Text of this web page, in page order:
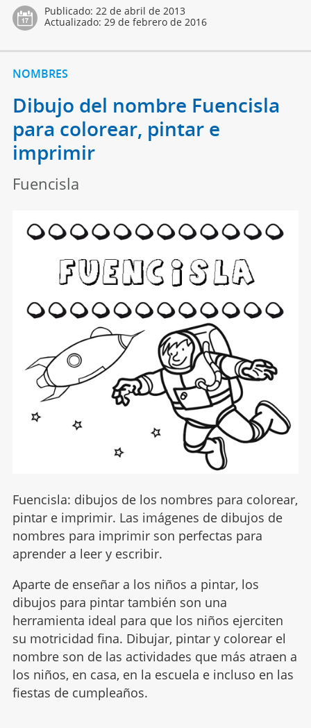
Publicado: 22 de abril de 2013
Actualizado: 29 de febrero de 2016
NOMBRES
Dibujo del nombre Fuencisla
para colorear, pintar e
imprimir
Fuencisla
Fuencisla: dibujos de los nombres para colorear,
pintar e imprimir. Las imágenes de dibujos de
nombres para imprimir son perfectas para
aprender a leer y escribir.
Aparte de enseñar a los niños a pintar, los
dibujos para pintar también son una
herramienta ideal para que los niños ejerciten
su motricidad fina. Dibujar, pintar y colorear el
nombre son de las actividades que más atraen a
los niños, en casa, en la escuela e incluso en las
fiestas de cumpleaños.